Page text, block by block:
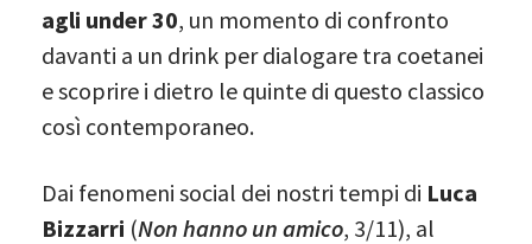
agli under 30, un momento di confronto
davanti a un drink per dialogare tra coetanei
e scoprire i dietro le quinte di questo classico
così contemporaneo.
Dai fenomeni social dei nostri tempi di Luca
Bizzarri (Non hanno un amico, 3/11), al